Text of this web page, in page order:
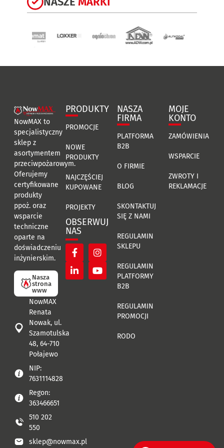
NowMAX to
specjalistyczny
sklep z
asortymentem
przeciwpożarowym.
Oferujemy
certyfikowane
produkty
ppoż. oraz
wsparcie
techniczne
oparte na
doświadczeniu
inżynierskim.
Nasza
strona
www
NowMAX
Renata
Nowak, ul.
Szamotulska
48, 64-710
Połajewo
NIP:
7631114828
Regon:
363466651
510 202
550
sklep@nowmax.pl
PRODUKTY
PROMOCJE
NOWE
PRODUKTY
NAJCZĘŚCIEJ
KUPOWANE
PROJEKTY
OBSERWUJ
NAS
NASZA
FIRMA
PLATFORMA
B2B
O FIRMIE
BLOG
SKONTAKTUJ
SIĘ Z NAMI
REGULAMIN
SKLEPU
REGULAMIN
PLATFORMY
B2B
REGULAMIN
PROMOCJI
RODO
MOJE
KONTO
ZAMÓWIENIA
WSPARCIE
ZWROTY I
REKLAMACJE